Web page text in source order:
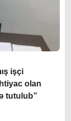
işçi
olan
tutulub”